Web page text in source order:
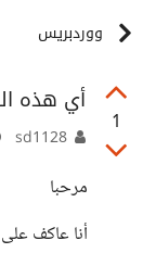
ووردبريس
1
أي هذه
مرحبا
أنا عاكف